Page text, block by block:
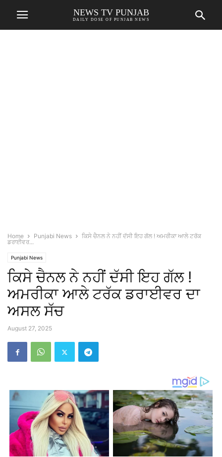
NEWS TV PUNJAB
DAILY DOSE OF PUNJAB NEWS
Home Punjabi News
ਕਿਸੇ ਚੈਨਲ ਨੇ ਨਹੀਂ ਦੱਸੀ ਇਹ ਗੱਲ ! ਅਮਰੀਕਾ ਆਲੇ ਟਰੱਕ
ਡਰਾਈਵਰ...
Punjabi News
ਕਿਸੇ ਚੈਨਲ ਨੇ ਨਹੀਂ ਦੱਸੀ ਇਹ ਗੱਲ !
ਅਮਰੀਕਾ ਆਲੇ ਟਰੱਕ ਡਰਾਈਵਰ ਦਾ
ਅਸਲ ਸੱਚ
August 27, 2025